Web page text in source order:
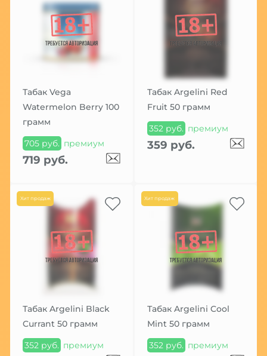
Табак Vega
Watermelon Berry 100
грамм
705 руб. премиум
719 руб.
Табак Argelini Red
Fruit 50 грамм
352 руб. премиум
359 руб.
Хит продаж
Табак Argelini Black
Currant 50 грамм
352 руб. премиум
Хит продаж
Табак Argelini Cool
Mint 50 грамм
352 руб. премиум